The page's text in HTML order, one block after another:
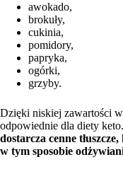
awokado,
brokuły,
cukinia,
pomidory,
papryka,
ogórki,
grzyby.
Dzięki niskiej zawartości
odpowiednie dla diety keto.
dostarcza cenne
w tym sposobie